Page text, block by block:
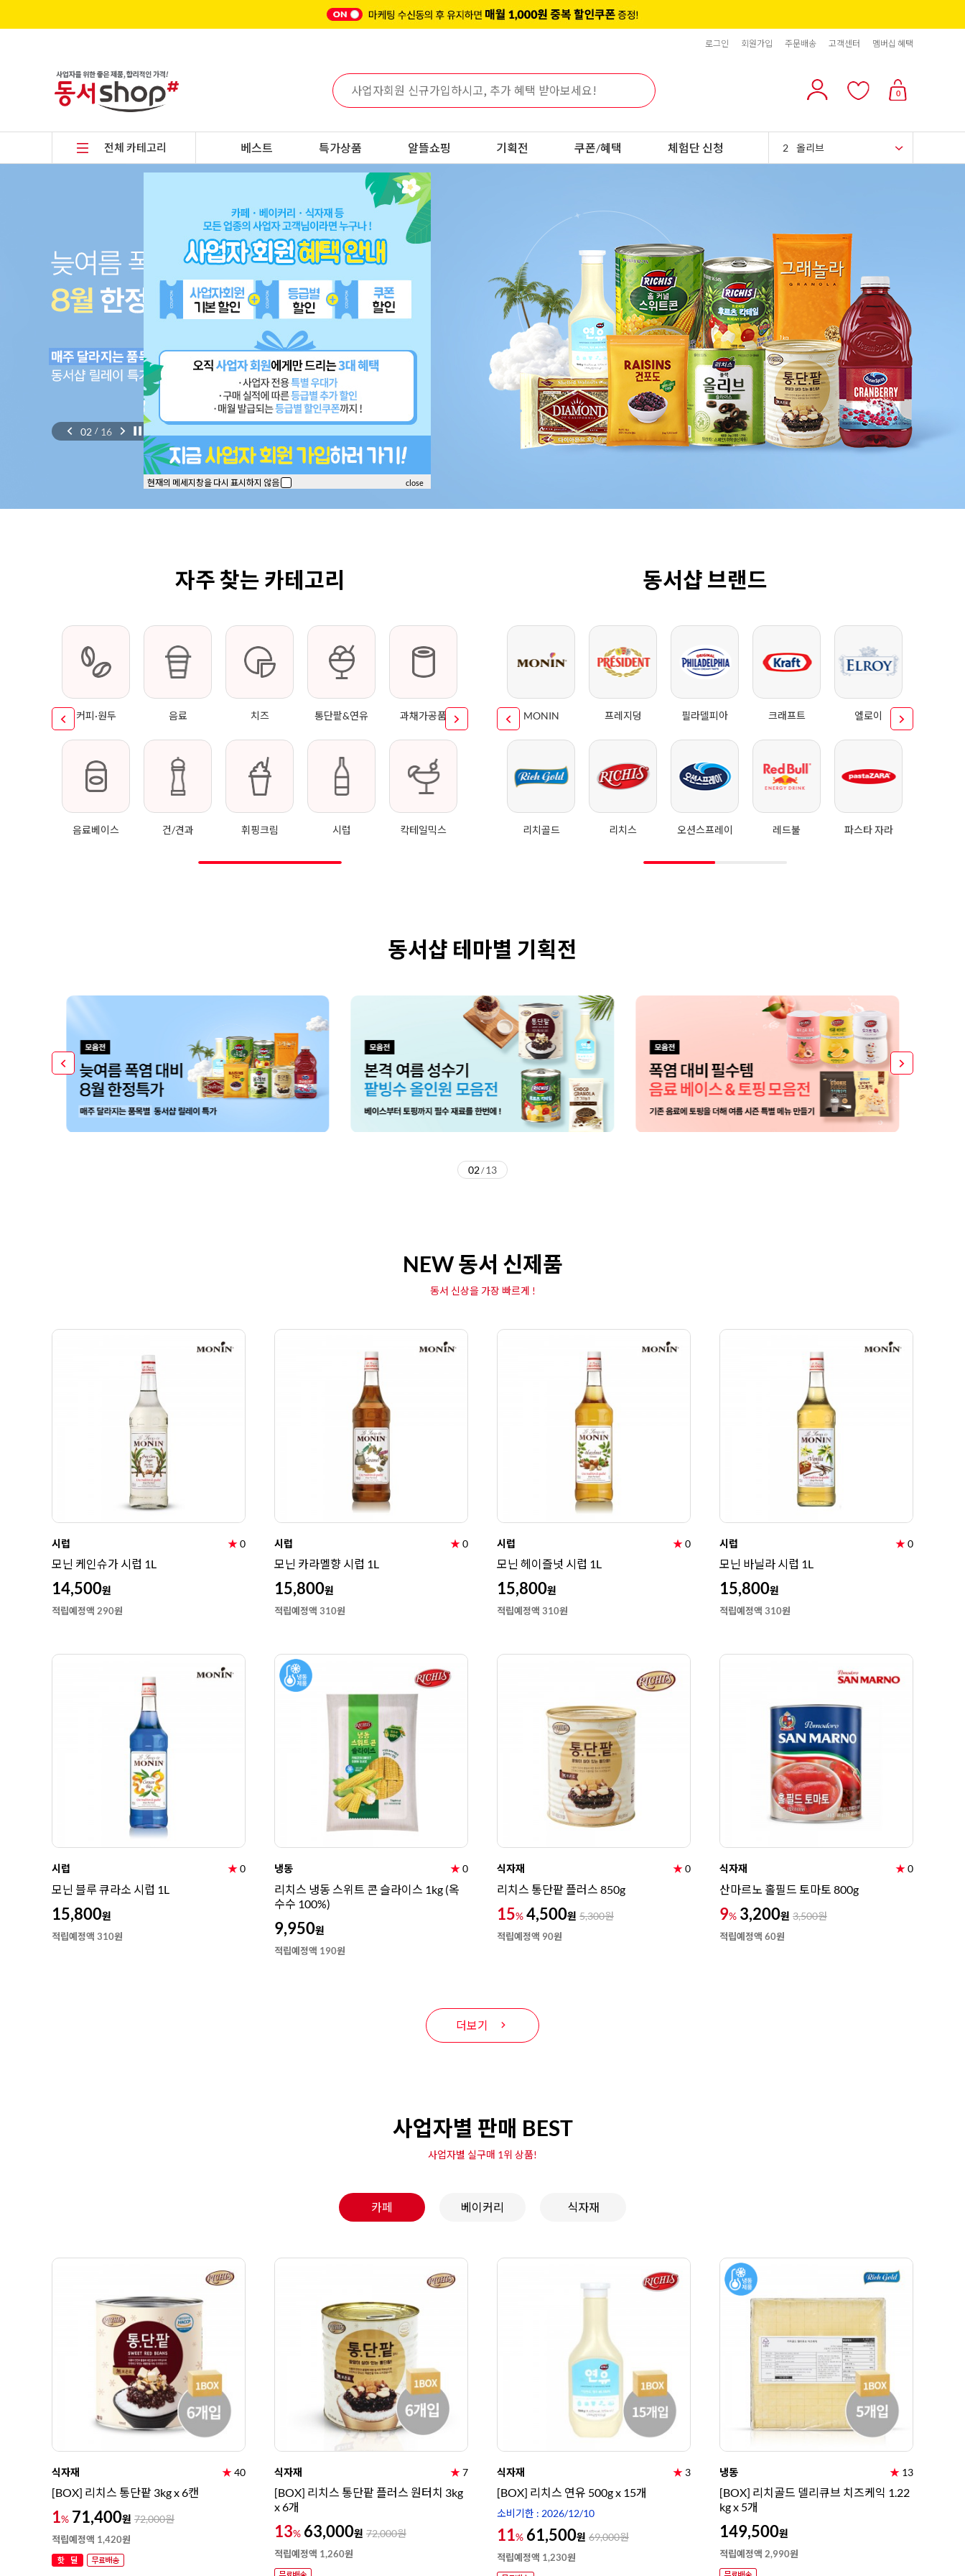
로그인 회원가입 주문배송 고객센터 멤버십 혜택
0
전체 카테고리 베스트 특가상품 알뜰쇼핑 기획전 쿠폰/혜택 체험단 신청
리치스 올리브
2 올리브
5 파인애플
6 슈가시럽
8 크림치즈
9 쿠키파우더
10 리치스 올리브
1 그래놀라
02 / 16
자주 찾는 카테고리
커피·원두 음료 치즈 통단팥&연유 과채가공품
음료베이스 건/견과 휘핑크림 시럽 칵테일믹스
동서샵 브랜드
MONIN 프레지덩 필라델피아 크래프트 엘로이
리치골드 리치스 오션스프레이 레드불 파스타 자라
동서샵 테마별 기획전
02/ 13
NEW 동서 신제품
동서 신상을 가장 빠르게 !
시럽 ★0
모닌 케인슈가 시럽 1L
14,500원
적립예정액 290원
시럽 ★0
모닌 카라멜향 시럽 1L
15,800원
적립예정액 310원
시럽 ★0
모닌 헤이즐넛 시럽 1L
15,800원
적립예정액 310원
시럽 ★0
모닌 바닐라 시럽 1L
15,800원
적립예정액 310원
시럽 ★0
모닌 블루 큐라소 시럽 1L
15,800원
적립예정액 310원
냉동 ★0
리치스 냉동 스위트 콘 슬라이스 1kg (옥
수수 100%)
9,950원
적립예정액 190원
식자재 ★0
리치스 통단팥 플러스 850g
15% 4,500원 5,300원
적립예정액 90원
식자재 ★0
산마르노 홀필드 토마토 800g
9% 3,200원 3,500원
적립예정액 60원
더보기
사업자별 판매 BEST
사업자별 실구매 1위 상품!
카페 베이커리 식자재
식자재 ★40
[BOX] 리치스 통단팥 3kg x 6캔
1% 71,400원 72,000원
적립예정액 1,420원
식자재 ★7
[BOX] 리치스 통단팥 플러스 원터치 3kg
x 6개
13% 63,000원 72,000원
적립예정액 1,260원
식자재 ★ 3
[BOX] 리치스 연유 500g x 15개
소비기한 : 2026/12/10
11% 61,500원 69,000원
적립예정액 1,230원
냉동 ★ 13
[BOX] 리치골드 델리큐브 치즈케익 1.22
kg x 5개
149,500원
적립예정액 2,990원
현재의 메세지창을 다시 표시하지 않음 close